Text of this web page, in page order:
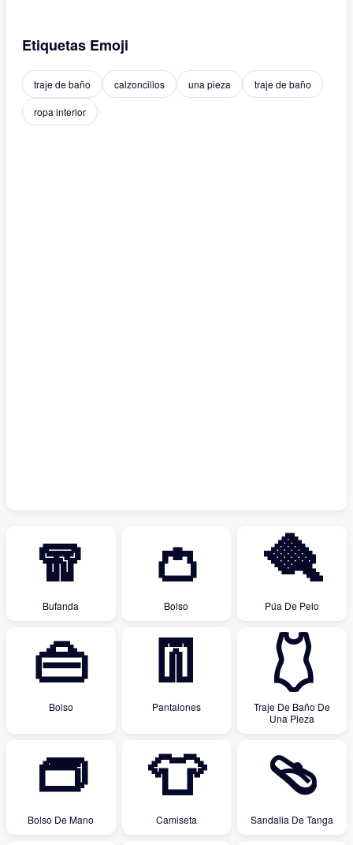
Etiquetas Emoji
traje de baño calzoncillos una pieza traje de baño
ropa interior
🧣
Bufanda
👛
Bolso
🪮
Púa De Pelo
👜
Bolso
👖
Pantalones
🩱
Traje De Baño De
Una Pieza
👝
Bolso De Mano
👕
Camiseta
🩴
Sandalia De Tanga